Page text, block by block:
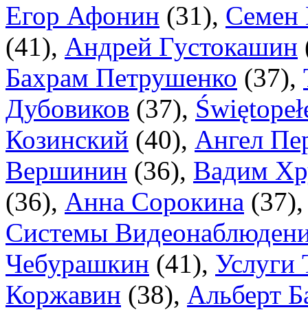
Егор Афонин (31),
(41), Андрей Густокашин
Бахрам Петрушенко (37),
Дубовиков (37),
Козинский (40), Ангел
Вершинин (36), Вадим
(36), Анна Сорокина (37
Системы
Чебурашкин (41), Услуги
Коржавин (38), Альберт